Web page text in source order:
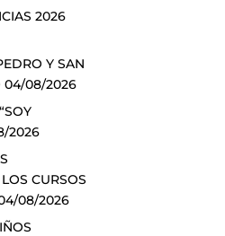
2026
Y SAN
04/08/2026
2026
CURSOS
08/2026